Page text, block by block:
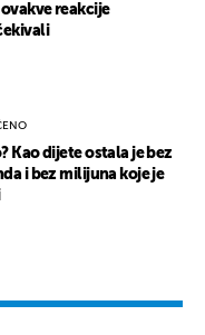
reakcije
Kao dijete ostala je bez
i bez milijuna koje je